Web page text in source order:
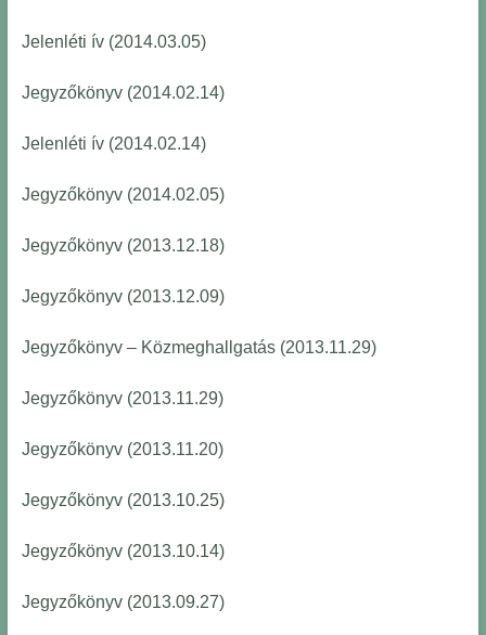
Jelenléti ív (2014.03.05)
Jegyzőkönyv (2014.02.14)
Jelenléti ív (2014.02.14)
Jegyzőkönyv (2014.02.05)
Jegyzőkönyv (2013.12.18)
Jegyzőkönyv (2013.12.09)
Jegyzőkönyv – Közmeghallgatás (2013.11.29)
Jegyzőkönyv (2013.11.29)
Jegyzőkönyv (2013.11.20)
Jegyzőkönyv (2013.10.25)
Jegyzőkönyv (2013.10.14)
Jegyzőkönyv (2013.09.27)